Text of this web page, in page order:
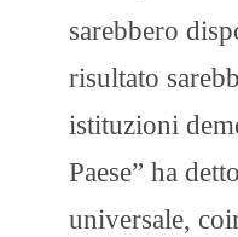
sarebbero
risultato
istituzioni
Paese” ha
universale,